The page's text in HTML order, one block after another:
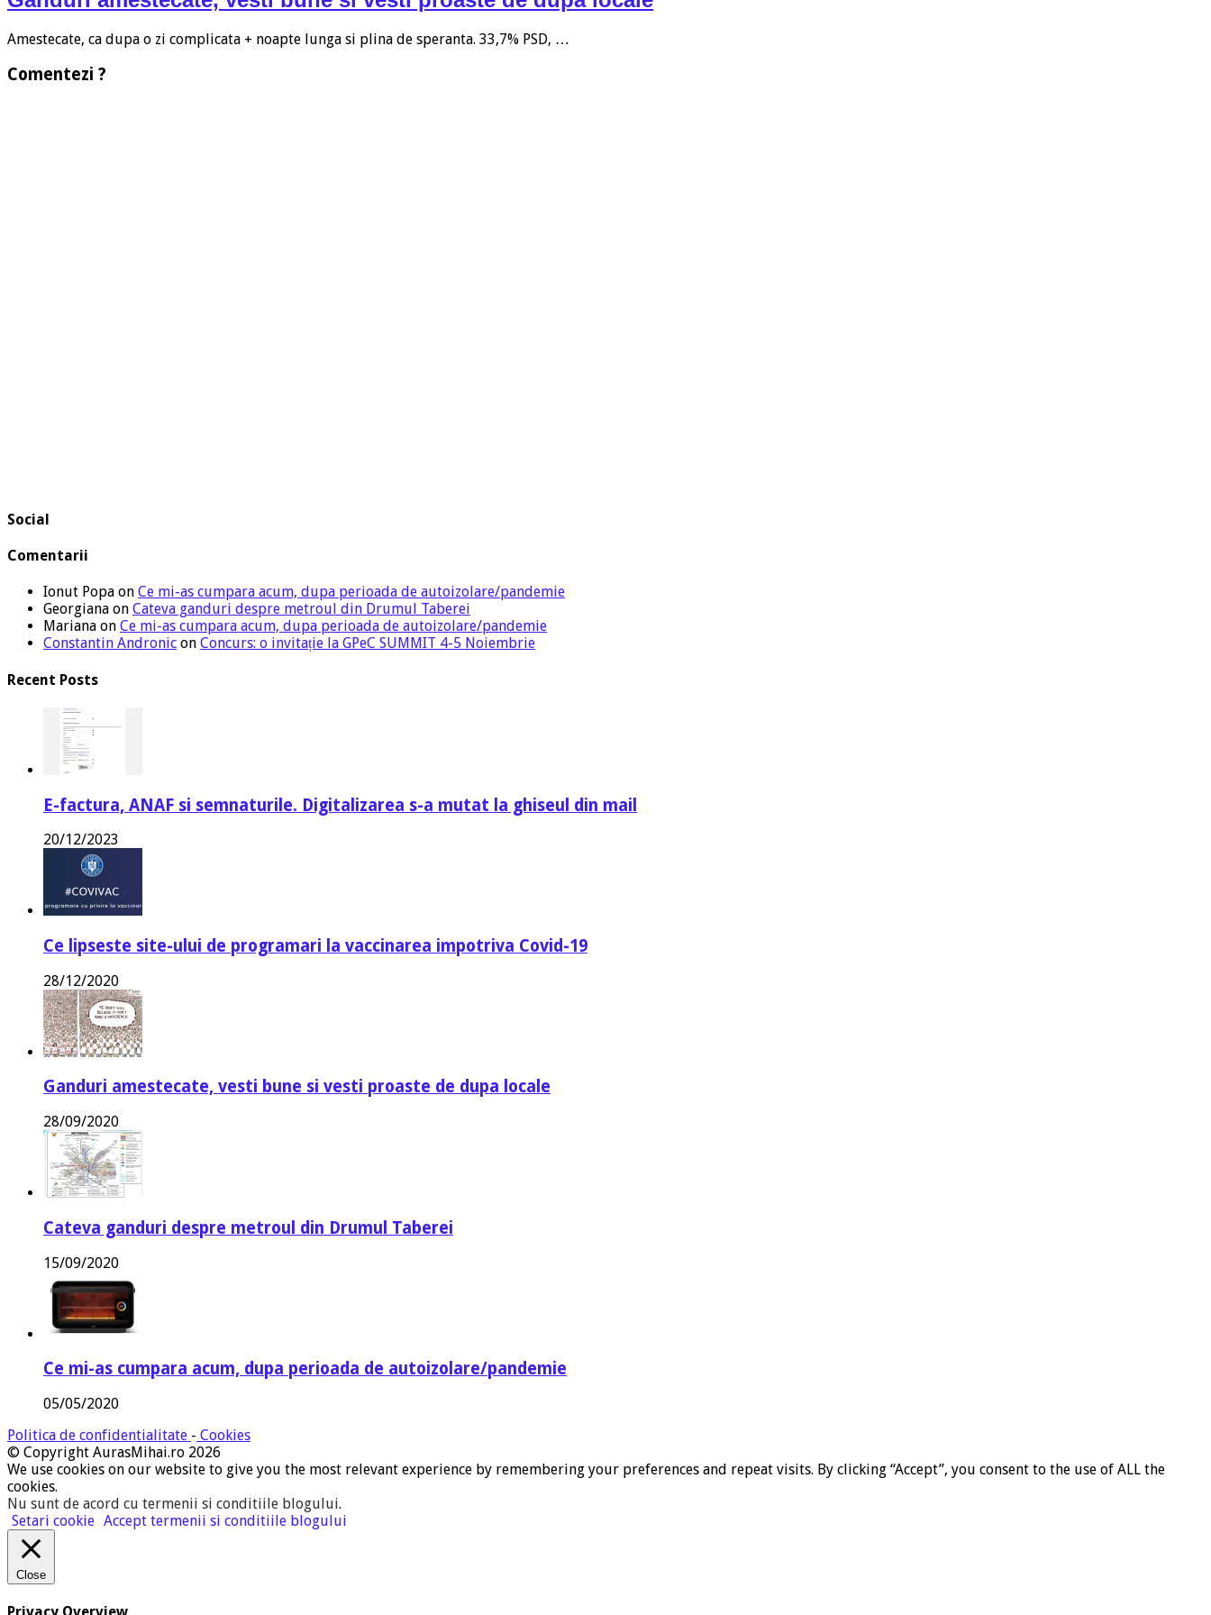
Amestecate, ca dupa o zi complicata + noapte lunga si plina de speranta. 33,7% PSD, …
Comentezi ?
Social
Comentarii
Ionut Popa on Ce mi-as cumpara acum, dupa perioada de autoizolare/pandemie
Georgiana on Cateva ganduri despre metroul din Drumul Taberei
Mariana on Ce mi-as cumpara acum, dupa perioada de autoizolare/pandemie
Constantin Andronic on Concurs: o invitație la GPeC SUMMIT 4-5 Noiembrie
Recent Posts
E-factura, ANAF si semnaturile. Digitalizarea s-a mutat la ghiseul din mail
20/12/2023
Ce lipseste site-ului de programari la vaccinarea impotriva Covid-19
28/12/2020
Ganduri amestecate, vesti bune si vesti proaste de dupa locale
28/09/2020
Cateva ganduri despre metroul din Drumul Taberei
15/09/2020
Ce mi-as cumpara acum, dupa perioada de autoizolare/pandemie
05/05/2020
Politica de confidentialitate - Cookies
© Copyright AurasMihai.ro 2026
We use cookies on our website to give you the most relevant experience by remembering your preferences and repeat visits. By clicking “Accept”, you consent to the use of ALL the
cookies.
Nu sunt de acord cu termenii si conditiile blogului.
Setari cookie Accept termenii si conditiile blogului
Close